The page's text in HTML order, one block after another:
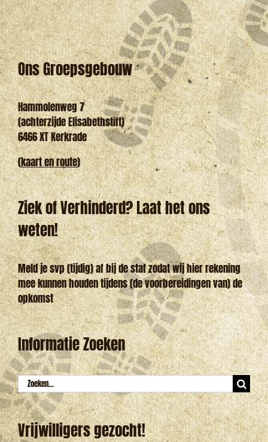
Ons Groepsgebouw
Hammolenweg 7
(achterzijde Elisabethstift)
6466 XT Kerkrade
(kaart en route)
Ziek of Verhinderd? Laat het ons
weten!
Meld je svp (tijdig) af bij de staf zodat wij hier rekening
mee kunnen houden tijdens (de voorbereidingen van) de
opkomst
Informatie Zoeken
Zoeken
naar:
Vrijwilligers gezocht!